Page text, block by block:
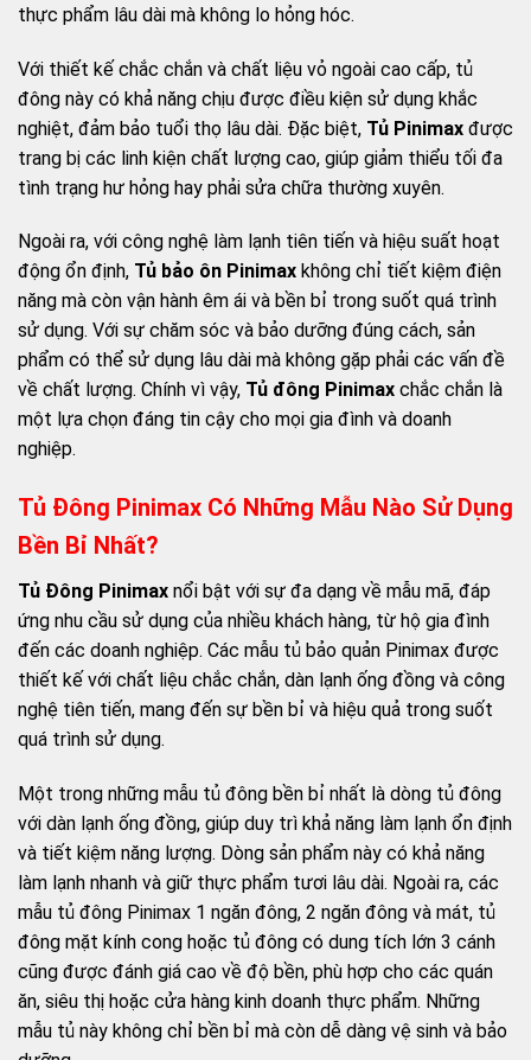
thực phẩm lâu dài mà không lo hỏng hóc.
Với thiết kế chắc chắn và chất liệu vỏ ngoài cao cấp, tủ
đông này có khả năng chịu được điều kiện sử dụng khắc
nghiệt, đảm bảo tuổi thọ lâu dài. Đặc biệt, Tủ Pinimax được
trang bị các linh kiện chất lượng cao, giúp giảm thiểu tối đa
tình trạng hư hỏng hay phải sửa chữa thường xuyên.
Ngoài ra, với công nghệ làm lạnh tiên tiến và hiệu suất hoạt
động ổn định, Tủ bảo ôn Pinimax không chỉ tiết kiệm điện
năng mà còn vận hành êm ái và bền bỉ trong suốt quá trình
sử dụng. Với sự chăm sóc và bảo dưỡng đúng cách, sản
phẩm có thể sử dụng lâu dài mà không gặp phải các vấn đề
về chất lượng. Chính vì vậy, Tủ đông Pinimax chắc chắn là
một lựa chọn đáng tin cậy cho mọi gia đình và doanh
nghiệp.
Tủ Đông Pinimax Có Những Mẫu Nào Sử Dụng
Bền Bỉ Nhất?
Tủ Đông Pinimax nổi bật với sự đa dạng về mẫu mã, đáp
ứng nhu cầu sử dụng của nhiều khách hàng, từ hộ gia đình
đến các doanh nghiệp. Các mẫu tủ bảo quản Pinimax được
thiết kế với chất liệu chắc chắn, dàn lạnh ống đồng và công
nghệ tiên tiến, mang đến sự bền bỉ và hiệu quả trong suốt
quá trình sử dụng.
Một trong những mẫu tủ đông bền bỉ nhất là dòng tủ đông
với dàn lạnh ống đồng, giúp duy trì khả năng làm lạnh ổn định
và tiết kiệm năng lượng. Dòng sản phẩm này có khả năng
làm lạnh nhanh và giữ thực phẩm tươi lâu dài. Ngoài ra, các
mẫu tủ đông Pinimax 1 ngăn đông, 2 ngăn đông và mát, tủ
đông mặt kính cong hoặc tủ đông có dung tích lớn 3 cánh
cũng được đánh giá cao về độ bền, phù hợp cho các quán
ăn, siêu thị hoặc cửa hàng kinh doanh thực phẩm. Những
mẫu tủ này không chỉ bền bỉ mà còn dễ dàng vệ sinh và bảo